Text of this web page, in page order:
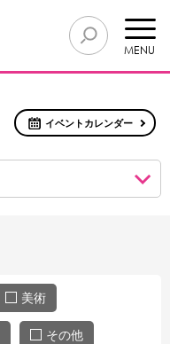
MENU
イベントカレンダー
美術
その他